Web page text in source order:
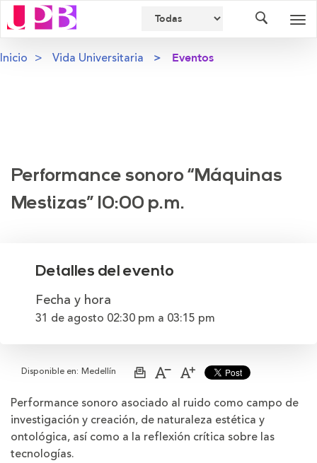
Inicio Vida Universitaria Eventos
Performance sonoro “Máquinas
Mestizas” 10:00 p.m.
Detalles del evento
Fecha y hora
31 de agosto 02:30 pm a 03:15 pm
Disponible en: Medellín
ImprimirAumentar
de
la
Disminuir
de
la
Performance sonoro asociado al ruido como campo de
investigación y creación, de naturaleza estética y
ontológica, así como a la reflexión crítica sobre las
tecnologías.